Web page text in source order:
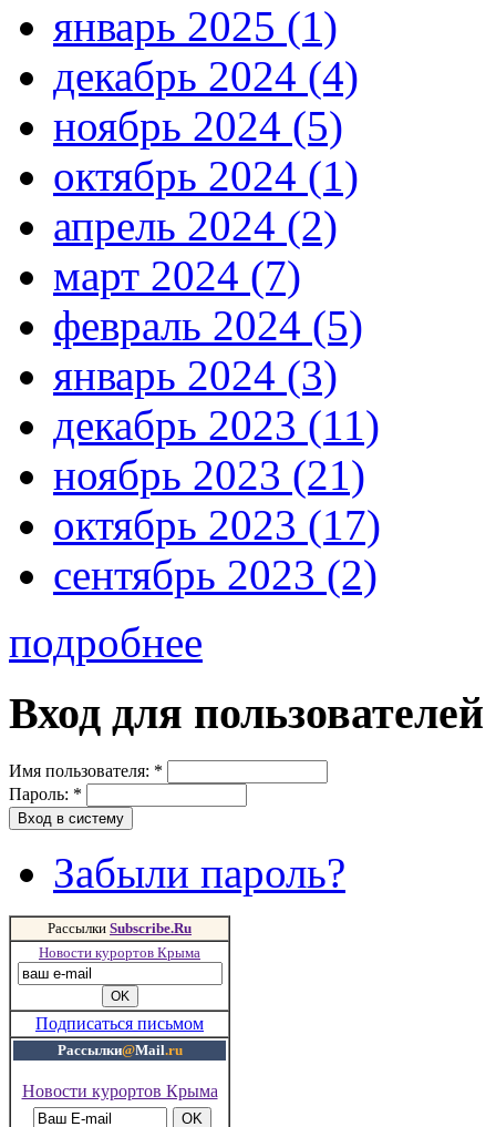
январь 2025 (1)
декабрь 2024 (4)
ноябрь 2024 (5)
октябрь 2024 (1)
апрель 2024 (2)
март 2024 (7)
февраль 2024 (5)
январь 2024 (3)
декабрь 2023 (11)
ноябрь 2023 (21)
октябрь 2023 (17)
сентябрь 2023 (2)
подробнее
Вход для пользователей
Имя пользователя: *
Пароль: *
Забыли пароль?
Рассылки Subscribe.Ru
Новости курортов Крыма
Подписаться письмом
Рассылки@Mail.ru
Новости курортов Крыма